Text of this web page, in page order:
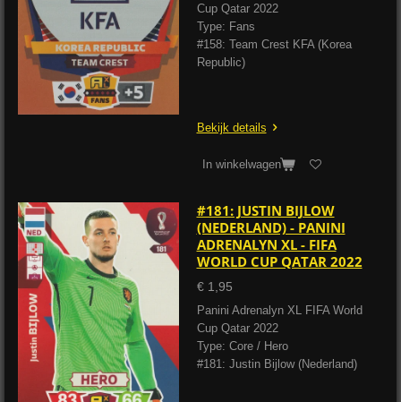
Cup Qatar 2022
Type: Fans
#158: Team Crest KFA (Korea
Republic)
Bekijk details
In winkelwagen
#181: JUSTIN BIJLOW
(NEDERLAND) - PANINI
ADRENALYN XL - FIFA
WORLD CUP QATAR 2022
€ 1,95
Panini Adrenalyn XL FIFA World
Cup Qatar 2022
Type: Core / Hero
#181: Justin Bijlow (Nederland)